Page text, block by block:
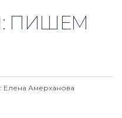
1: ПИШЕМ
Елена Амерханова